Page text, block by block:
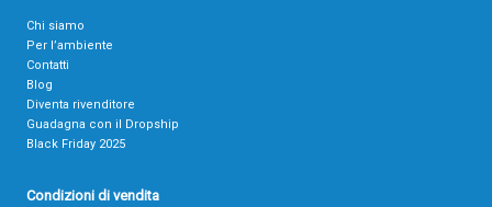
Chi siamo
Per l’ambiente
Contatti
Blog
Diventa rivenditore
Guadagna con il Dropship
Black Friday 2025
Condizioni di vendita